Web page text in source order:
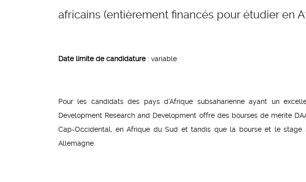
africains (entièrement financés pour étudier en
Date limite de candidature: variable
Pour les candidats des pays d’Afrique subsaharienne ayant un
Development Research and Development offre des bourses de mérite
Cap-Occidental, en Afrique du Sud et tandis que la bourse et le stage
Allemagne.